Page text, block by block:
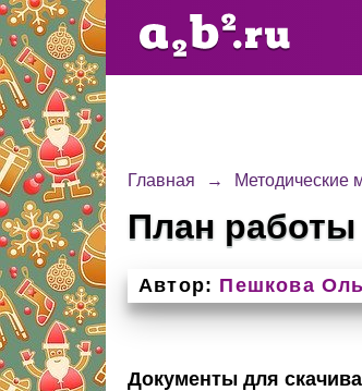
Главная → Методические
План работы
Автор: Пешкова
Документы для